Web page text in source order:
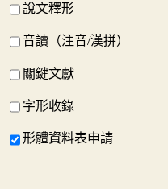
說文釋形
音讀（注音/漢拼）
關鍵文獻
字形收錄
形體資料表申請